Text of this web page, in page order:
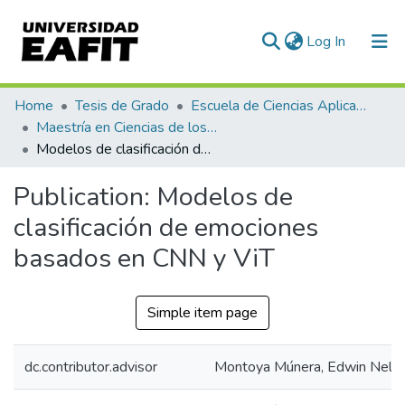
Log In (current)
Communities & Collections
All of DSpace
Home Tesis de Grado
Escuela de Ciencias Aplicadas e Ingeniería
Maestría en Ciencias de los Datos y Analítica (tesis)
Modelos de clasificación de emociones basados en CNN y ViT
Publication: Modelos de
clasificación de emociones
basados en CNN y ViT
Simple item page
dc.contributor.advisor Montoya Múnera, Edwin